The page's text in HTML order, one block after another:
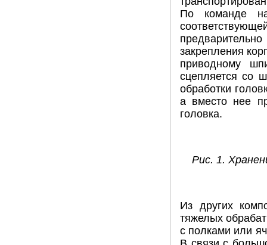
По команде
закрепления
приводному
сцепляется со
обработки
а вместо нее
головка.
Рис. 1.
Из других
тяжелых
с полками или